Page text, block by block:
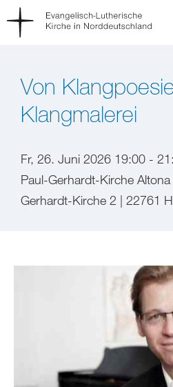
Von
Klangmalerei
Fr, 26. Juni 2026 19:00 -
Paul-Gerhardt-Kirche
Gerhardt-Kirche 2 | 22761